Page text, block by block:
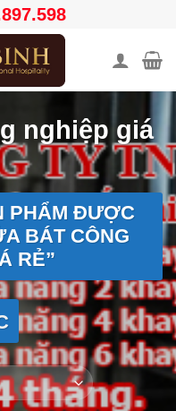
nghiệp giá
PHẨM ĐƯỢC
BÁT CÔNG
RẺ”